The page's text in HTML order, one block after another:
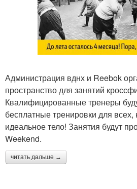
Администрация вднх и Reebok
пространство для занятий
Квалифицированные тренеры
бесплатные тренировки для всех,
идеальное тело! Занятия будут
Weekend.
читать дальше →